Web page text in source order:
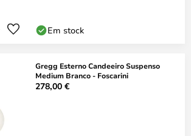
Em stock
Gregg Esterno Candeeiro Suspenso
Medium Branco - Foscarini
278,00 €